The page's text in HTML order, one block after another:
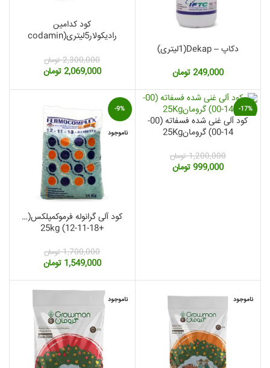
دکاپ – Dekap(1لیتری)
249,000تومان
کود کدامین
رادیکولار5لیتری(codamin
2,300,000 تومان
قیمت
2,300,000 تومان
2,069,000تومانقیمت
2,069,000 تومان.
-17%
کود آلی غنی شده فسفاته (00-
14-00) گرومان25Kg
1,200,000 تومان
قیمت
999,000تومانقیمت
-9%
ناموجود
کود آلی گرانوله فرموکمپلکس(…
+18-11-12) 25kg
1,700,000 تومان
قیمت
1,700,000 تومان
1,549,000 تومانقیمت
1,549,000 تومان.
ناموجود ناموجود